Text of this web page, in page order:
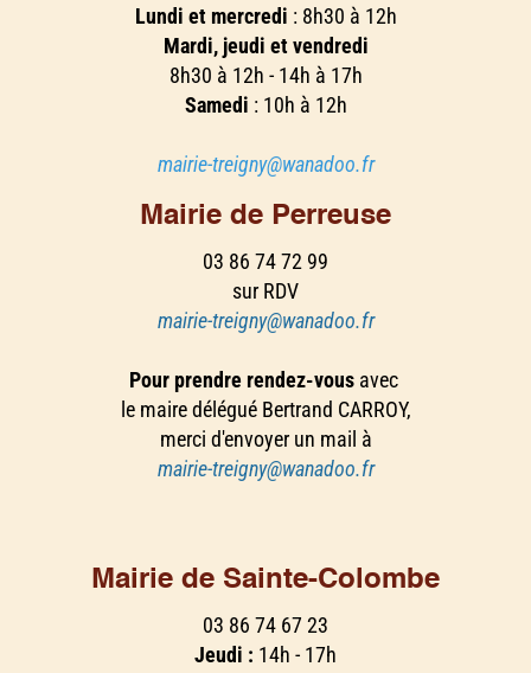
Lundi et mercredi : 8h30 à 12h
Mardi, jeudi et vendredi
8h30 à 12h - 14h à 17h
Samedi : 10h à 12h
mairie-treigny@wanadoo.fr
Mairie de Perreuse
03 86 74 72 99
sur RDV
mairie-treigny@wanadoo.fr
Pour prendre rendez-vous avec
le maire délégué Bertrand CARROY,
merci d'envoyer un mail à
mairie-treigny@wanadoo.fr
Mairie de Sainte-Colombe
03 86 74 67 23
Jeudi : 14h - 17h